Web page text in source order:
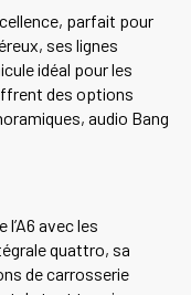
parfait pour
ses lignes
idéal pour les
des options
audio Bang
l’A6 avec les
quattro, sa
de carrosserie